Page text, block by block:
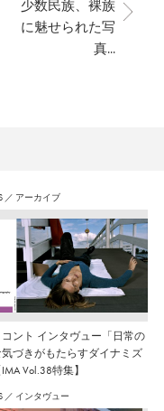
少数民族、裸族
に魅せられた写
真...
／ アーカイブ
ント インタヴュー「日常の
づきがもたらすダイナミズ
Vol.38特集】
／ インタヴュー